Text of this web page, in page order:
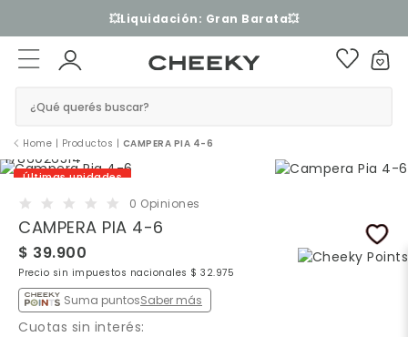
💥Liquidación: Gran Barata💥
¿Qué querés buscar?
Home | Productos | CAMPERA PIA 4-6
Últimas unidades
0 Opiniones
CAMPERA PIA 4-6
$ 39.900
Precio sin impuestos nacionales $ 32.975
Suma puntosSaber más
Cuotas sin interés: